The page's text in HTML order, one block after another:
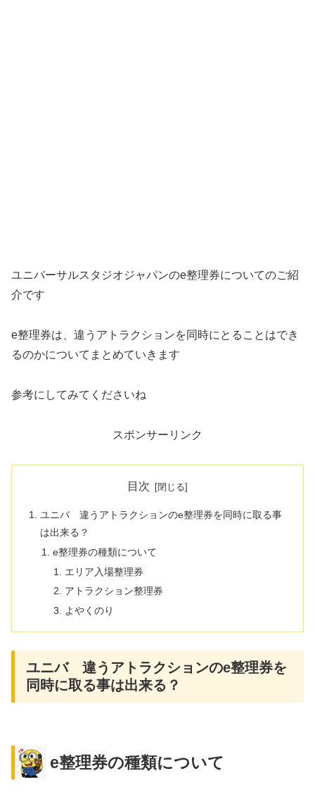
ユニバーサルスタジオジャパンのe整理券についてのご紹
介です
e整理券は、違うアトラクションを同時にとることはでき
るのかについてまとめていきます
参考にしてみてくださいね
スポンサーリンク
目次
ユニバ 違うアトラクションのe整理券を同時に取る事
は出来る？
e整理券の種類について
エリア入場整理券
アトラクション整理券
よやくのり
ユニバ 違うアトラクションのe整理券を
同時に取る事は出来る？
e整理券の種類について